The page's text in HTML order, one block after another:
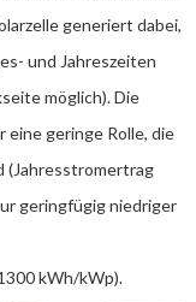
generiert dabei,
und Jahreszeiten
möglich). Die
geringe Rolle, die
(Jahresstromertrag
geringfügig niedriger
kWh/kWp).